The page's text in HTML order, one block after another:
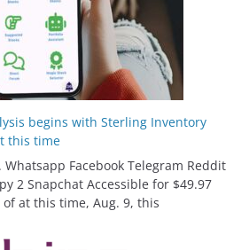
begins with Sterling Inventory
this time
Facebook Telegram Reddit
2 Snapchat Accessible for $49.97
of at this time, Aug. 9, this